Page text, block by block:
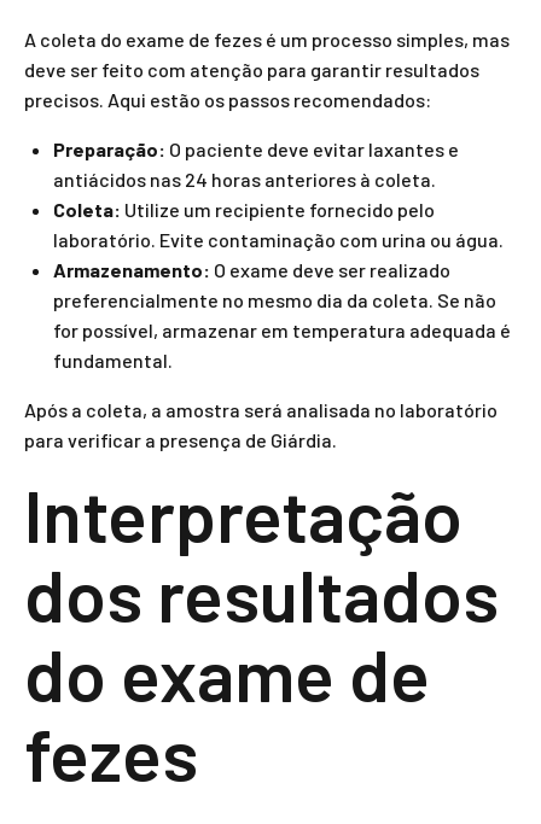
A coleta do exame de fezes é um processo simples, mas
deve ser feito com atenção para garantir resultados
precisos. Aqui estão os passos recomendados:
Preparação: O paciente deve evitar laxantes e
antiácidos nas 24 horas anteriores à coleta.
Coleta: Utilize um recipiente fornecido pelo
laboratório. Evite contaminação com urina ou água.
Armazenamento: O exame deve ser realizado
preferencialmente no mesmo dia da coleta. Se não
for possível, armazenar em temperatura adequada é
fundamental.
Após a coleta, a amostra será analisada no laboratório
para verificar a presença de Giárdia.
Interpretação
dos resultados
do exame de
fezes